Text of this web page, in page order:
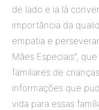
de lado e ia lá
importância da
empatia e
Mães Especiais”,
familiares de
informações que
vida para essas